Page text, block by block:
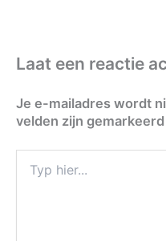
Laat een reactie
Je e-mailadres wordt
velden zijn
hier...